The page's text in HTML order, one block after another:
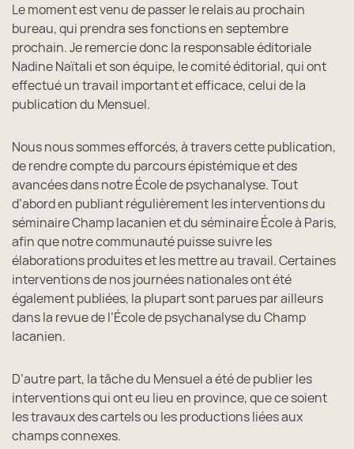
Le moment est venu de passer le relais au prochain
bureau, qui prendra ses fonctions en septembre
prochain. Je remercie donc la responsable éditoriale
Nadine Naïtali et son équipe, le comité éditorial, qui ont
effectué un travail important et efficace, celui de la
publication du Mensuel.
Nous nous sommes efforcés, à travers cette publication,
de rendre compte du parcours épistémique et des
avancées dans notre École de psychanalyse. Tout
d’abord en publiant régulièrement les interventions du
séminaire Champ lacanien et du séminaire École à Paris,
afin que notre communauté puisse suivre les
élaborations produites et les mettre au travail. Certaines
interventions de nos journées nationales ont été
également publiées, la plupart sont parues par ailleurs
dans la revue de l’École de psychanalyse du Champ
lacanien.
D’autre part, la tâche du Mensuel a été de publier les
interventions qui ont eu lieu en province, que ce soient
les travaux des cartels ou les productions liées aux
champs connexes.